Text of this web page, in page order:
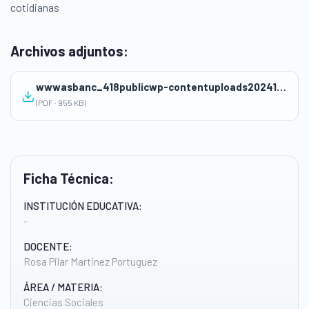
Ficha Técnica:
INSTITUCIÓN EDUCATIVA:
-
DOCENTE:
Rosa Pilar Martinez Portuguez
ÁREA / MATERIA:
Ciencias Sociales
cotidianas
Archivos adjuntos:
wwwasbanc_418publicwp-contentuploads202411FICHA-DE-REFLEXION-01-1.pdf
(PDF · 955 KB)